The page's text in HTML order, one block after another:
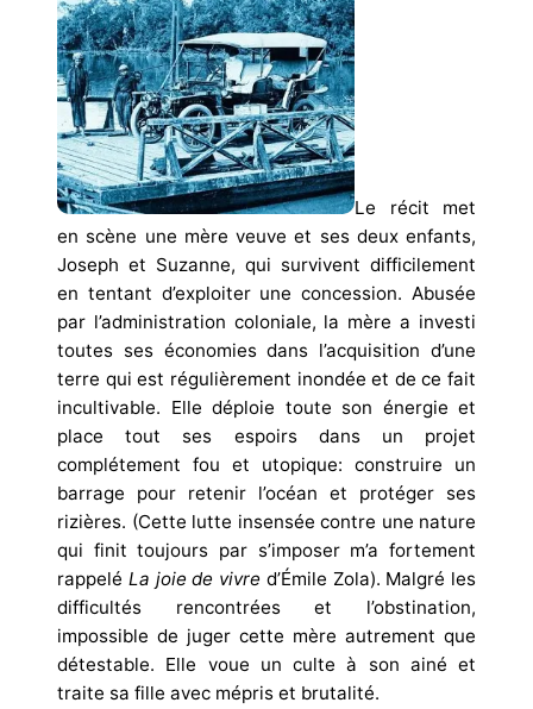
Le récit met
en scène une mère veuve et ses deux enfants,
Joseph et Suzanne, qui survivent difficilement
en tentant d’exploiter une concession. Abusée
par l’administration coloniale, la mère a investi
toutes ses économies dans l’acquisition d’une
terre qui est régulièrement inondée et de ce fait
incultivable. Elle déploie toute son énergie et
place tout ses espoirs dans un projet
complétement fou et utopique: construire un
barrage pour retenir l’océan et protéger ses
rizières. (Cette lutte insensée contre une nature
qui finit toujours par s’imposer m’a fortement
rappelé La joie de vivre d’Émile Zola). Malgré les
difficultés rencontrées et l’obstination,
impossible de juger cette mère autrement que
détestable. Elle voue un culte à son ainé et
traite sa fille avec mépris et brutalité.